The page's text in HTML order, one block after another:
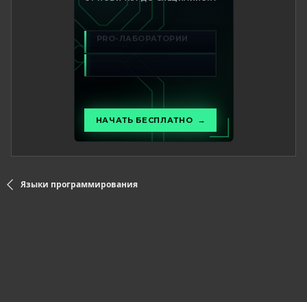
Языки программирования